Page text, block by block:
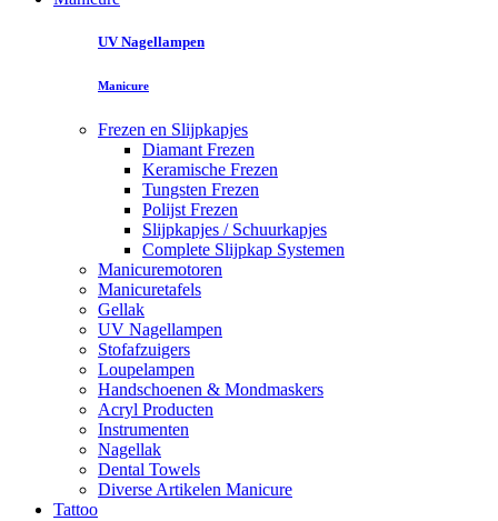
UV Nagellampen
Manicure
Frezen en Slijpkapjes
Diamant Frezen
Keramische Frezen
Tungsten Frezen
Polijst Frezen
Slijpkapjes / Schuurkapjes
Complete Slijpkap Systemen
Manicuremotoren
Manicuretafels
Gellak
UV Nagellampen
Stofafzuigers
Loupelampen
Handschoenen & Mondmaskers
Acryl Producten
Instrumenten
Nagellak
Dental Towels
Diverse Artikelen Manicure
Tattoo